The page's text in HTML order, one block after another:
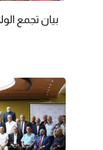
بيان تجمع